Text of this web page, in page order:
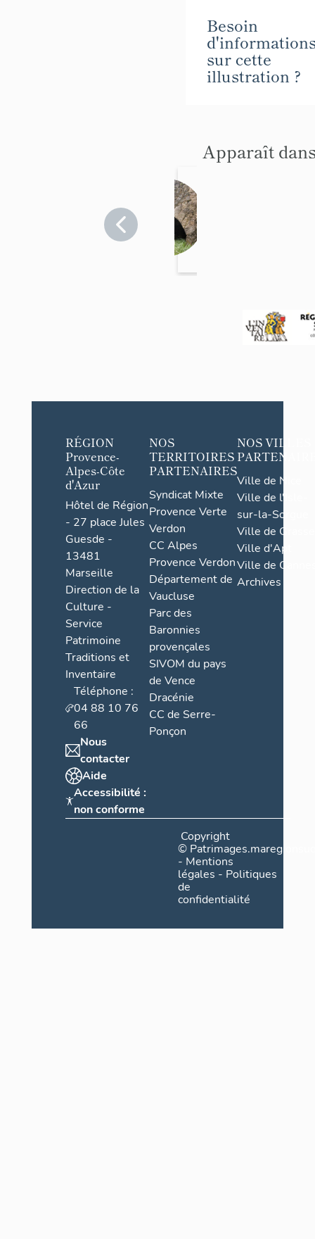
Besoin
sur cette
illustration ?
Apparaît
RÉGION
Provence-
Alpes-Côte
d'Azur
Hôtel de Région
- 27 place Jules
Guesde -
13481
Marseille
Direction de la
Culture -
Service
Patrimoine
Traditions et
Inventaire
Téléphone :
04 88 10 76
66
Nous
contacter
Aide
Accessibilité :
non conforme
NOS
TERRITOIRES
PARTENAIRES
Syndicat Mixte
Provence Verte
Verdon
CC Alpes
Provence Verdon
Département de
Vaucluse
Parc des
Baronnies
provençales
SIVOM du pays
de Vence
Dracénie
CC de Serre-
Ponçon
NOS VILLES
Ville de Nice
Ville de l'Isle-
sur-la-Sorgue
Ville de Grasse
Ville d'Apt
Ville de
Archives
Copyright
©
- Mentions
légales - Politiques
de
confidentialité